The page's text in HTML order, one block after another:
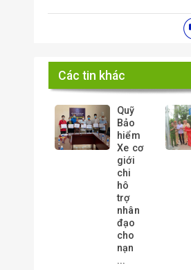
Các tin khác
Quỹ
Bảo
hiểm
Xe cơ
giới
chi
hô
trợ
nhân
đạo
cho
nạn
...